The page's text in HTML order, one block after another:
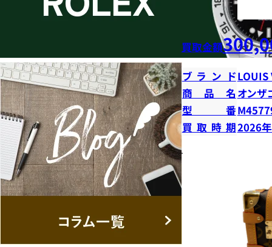
買取金額
ブランドLOUIS
商品名 オンザ
型番
買取時期2026